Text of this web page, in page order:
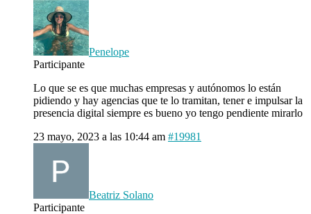
Penelope
Participante
Lo que se es que muchas empresas y autónomos lo están
pidiendo y hay agencias que te lo tramitan, tener e impulsar la
presencia digital siempre es bueno yo tengo pendiente mirarlo
23 mayo, 2023 a las 10:44 am #19981
Beatriz Solano
Participante